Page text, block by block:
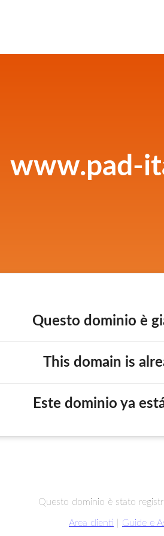
www.pad-
Questo dominio è
This domain is
Este dominio ya
Questo dominio è stato
Area clienti Guide e